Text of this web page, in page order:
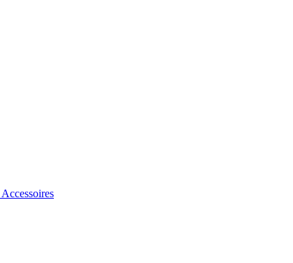
Accessoires